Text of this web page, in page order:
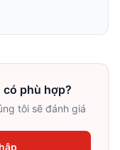
phù hợp?
tôi sẽ đánh giá